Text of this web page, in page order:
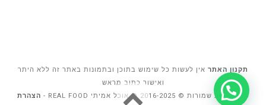
תקנון האתר אין לעשות כל שימוש בתוכן ובתמונות באתר זה ללא היתר
ואישור כתוב מראש
כל הזכויות שמורות © 2016-2025 ® אוכל אמיתי REAL FOOD -
הצהרת
גלילה